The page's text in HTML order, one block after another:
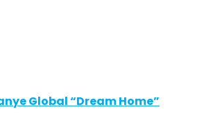
Global “Dream Home”